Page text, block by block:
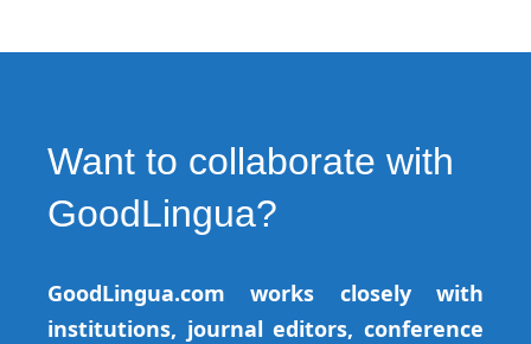
Want to collaborate with
GoodLingua?
GoodLingua.com works closely with
institutions, journal editors, conference